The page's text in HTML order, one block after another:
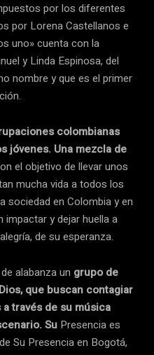
por los diferentes
por Lorena Castellanos e
uno» cuenta con la
y Linda Espinosa, del
nombre y que es el primer
colombianas
jóvenes. Una mezcla de
el objetivo de llevar unos
mucha vida a todos los
sociedad en Colombia y en
impactar y dejar huella a
de su esperanza.
alabanza un grupo de
que buscan contagiar
través de su música
Su Presencia es
Su Presencia en Bogotá,